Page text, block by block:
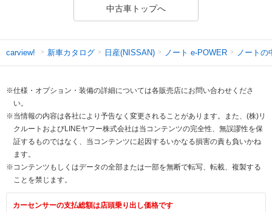
中古車トップへ
carview! 新車カタログ 日産(NISSAN) ノート e-POWER ノートの
※仕様・オプション・装備の詳細については各販売店にお問い合わせくださ
い。
※当情報の内容は各社により予告なく変更されることがあります。また、(株)リ
クルートおよびLINEヤフー株式会社は当コンテンツの完全性、無誤謬性を保
証するものではなく、当コンテンツに起因するいかなる損害の責も負いかね
ます。
※コンテンツもしくはデータの全部または一部を無断で転写、転載、複製する
ことを禁じます。
カーセンサーの支払総額は店頭乗り出し価格です